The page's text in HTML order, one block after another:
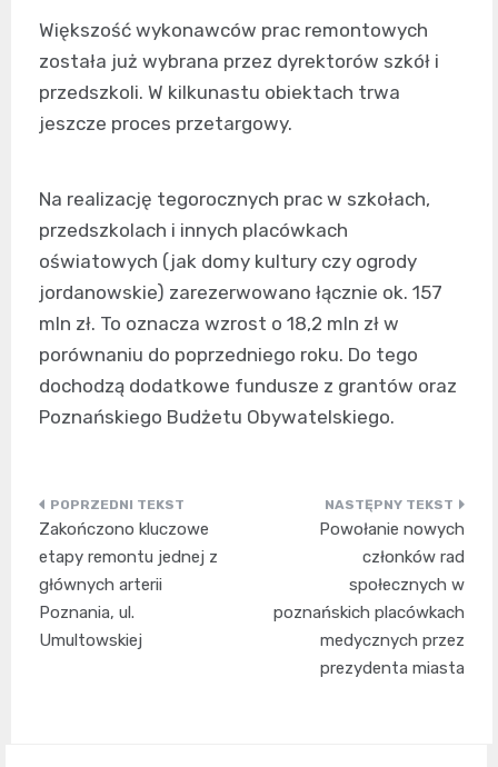
Większość wykonawców prac remontowych
została już wybrana przez dyrektorów szkół i
przedszkoli. W kilkunastu obiektach trwa
jeszcze proces przetargowy.
Na realizację tegorocznych prac w szkołach,
przedszkolach i innych placówkach
oświatowych (jak domy kultury czy ogrody
jordanowskie) zarezerwowano łącznie ok. 157
mln zł. To oznacza wzrost o 18,2 mln zł w
porównaniu do poprzedniego roku. Do tego
dochodzą dodatkowe fundusze z grantów oraz
Poznańskiego Budżetu Obywatelskiego.
Nawigacja
wpisu
Zakończono kluczowe
etapy remontu jednej z
głównych arterii
Poznania, ul.
Umultowskiej
Powołanie nowych
członków rad
społecznych w
poznańskich placówkach
medycznych przez
prezydenta miasta